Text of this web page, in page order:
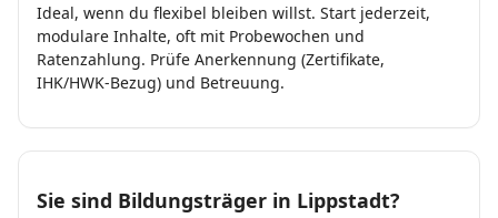
Ideal, wenn du flexibel bleiben willst. Start jederzeit,
modulare Inhalte, oft mit Probewochen und
Ratenzahlung. Prüfe Anerkennung (Zertifikate,
IHK/HWK-Bezug) und Betreuung.
Sie sind Bildungsträger in Lippstadt?